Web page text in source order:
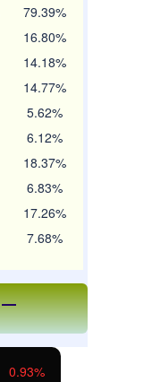
79.39%
16.80%
14.18%
14.77%
5.62%
6.12%
18.37%
6.83%
17.26%
7.68%
11.37